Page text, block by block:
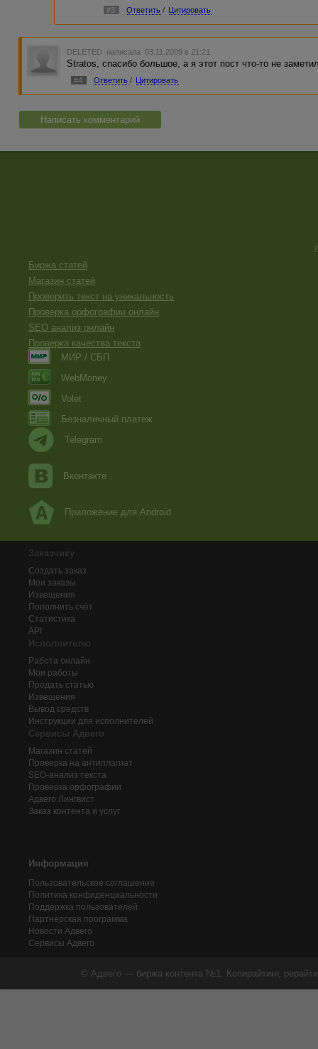
#3 Ответить / Цитировать
DELETED написала 03.11.2009 в 21:21
Stratos, спасибо большое, а я этот пост что-то не
#4 Ответить / Цитировать
Написать комментарий
Биржа статей
Магазин статей
Проверить текст на уникальность
Проверка орфографии онлайн
SEO анализ онлайн
Проверка качества текста
МИР / СБП
WebMoney
Volet
Безналичный платеж
Telegram
Вконтакте
Приложение для Android
Заказчику
Создать заказ
Мои заказы
Извещения
Пополнить счёт
Статистика
API
Исполнителю
Работа онлайн
Мои работы
Продать статью
Извещения
Вывод средств
Инструкции для исполнителей
Сервисы Адвего
Магазин статей
Проверка на антиплагиат
SEO-анализ текста
Проверка орфографии
Адвего Лингвист
Заказ контента и услуг
Информация
Пользовательское соглашение
Политика конфиденциальности
Поддержка пользователей
Партнерская программа
Новости Адвего
Сервисы Адвего
© Адвего — биржа контента №1. Копирайтинг,